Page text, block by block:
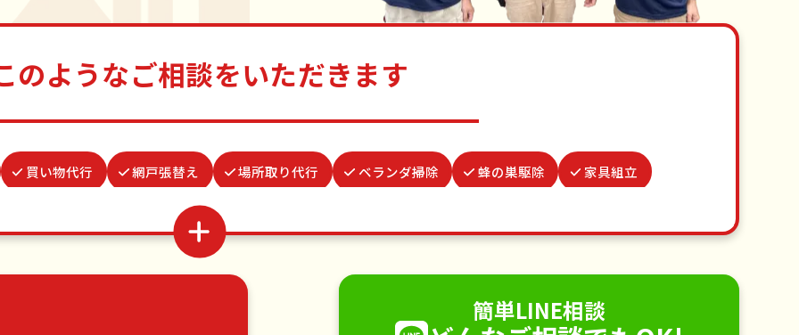
のようなご相談をいただきます
買い物代行 網戸張替え 場所取り代行 ベランダ掃除 蜂の巣駆除 家具組立
ゴキブリ駆除
カーテンレール取り付け
簡単LINE相談